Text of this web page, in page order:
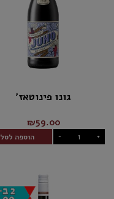
גונו פינוטאז'
₪59.00
- + הוספה לסל